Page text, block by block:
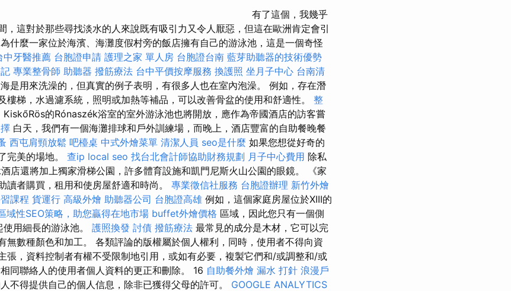
有了這個，我幾乎
，這對於那些尋找淡水的人來說既有吸引力又令人厭惡，但這在歐洲肯定會引
什麼一家位於海濱、海灘度假村旁的飯店擁有自己的游泳池，這是一個奇怪
中牙醫推薦 台胞證申請 護理之家 單人房 台胞證台南 藍芽助聽器的技術優勢
專業整骨師 助聽器 撥筋療法 台中平價按摩服務 換護照 坐月子中心 台南清
是用來洗澡的，但真實的例子表明，有很多人也在室內泡澡。 例如，存在潛
樓梯，水過濾系統，照明或加熱等補品，可以改善骨盆的使用和舒適性。 整
KiskőRös的Rónaszék浴室的室外游泳池也將開放，應作為帝國酒店的訪客嘗
白天，我們有一個海灘排球和戶外訓練場，而晚上，酒店豐富的自助餐晚餐
西屯肩頸放鬆 吧檯桌 中式外燴菜單 清潔人員 seo是什麼 如果您想從好奇的
完美的場地。 查ip local seo 找台北會計師協助財務規劃 月子中心費用 除私
店還將加上獨家滑梯公園，許多體育設施和凱門尼斯火山公園的眼鏡。 《家
讀者購買，租用和使房屋舒適和時尚。 專業徵信社服務 台胞證辦理 新竹外燴
課程 貨運行 高級外燴 助聽器公司 台胞證高雄 例如，這個家庭房屋位於XIII的
域性SEO策略，助您贏得在地市場 buffet外燴價格 區域，因此您只有一個側
用細長的游泳池。 護照換發 討債 撥筋療法 最常見的成分是木材，它可以完
無數種顏色和加工。 各類評論的版權屬於個人權利，同時，使用者不得向資
張，資料控制者有權不受限制地引用，或如有必要，複製它們和/或調整和/或
同聯絡人的使用者個人資料的更正和刪除。 16 自助餐外燴 漏水 打針 浪漫戶
不得提供自己的個人信息，除非已獲得父母的許可。 GOOGLE ANALYTICS